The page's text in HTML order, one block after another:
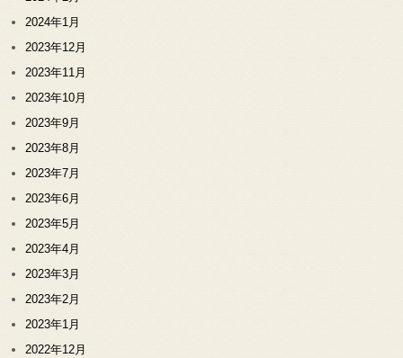
2024年1月
2023年12月
2023年11月
2023年10月
2023年9月
2023年8月
2023年7月
2023年6月
2023年5月
2023年4月
2023年3月
2023年2月
2023年1月
2022年12月